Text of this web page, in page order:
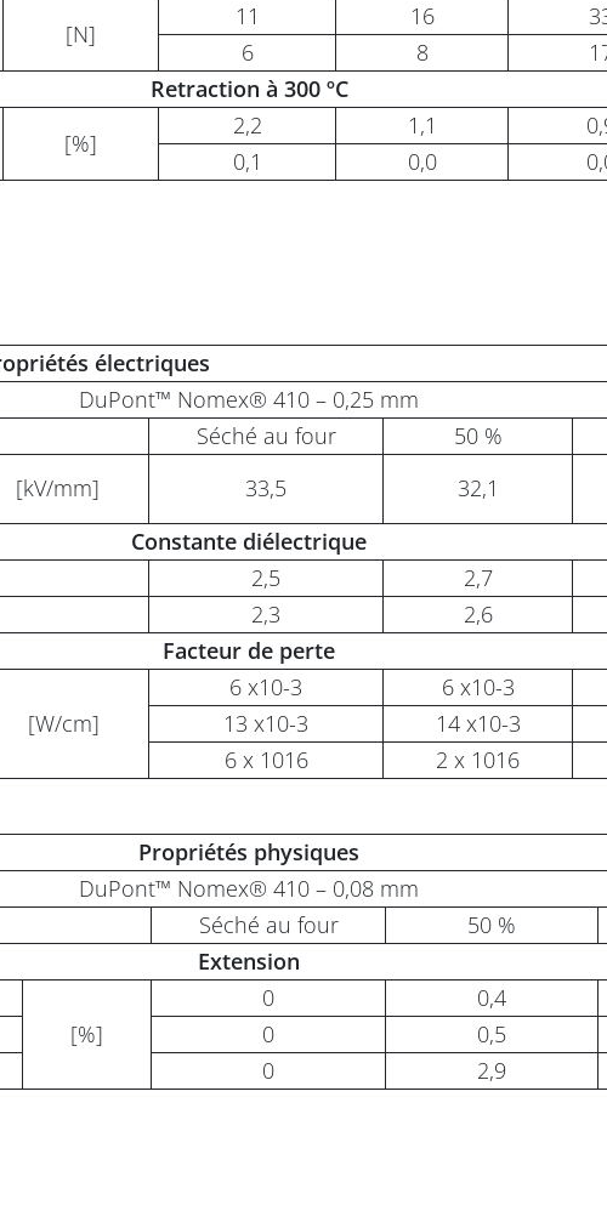
[N]
11 16
6 8
Retraction à 300 ºC
[%]
2,2 1,1
0,1 0,0
électriques
DuPont™ Nomex® 410 – 0,25 mm
Séché au four 50 %
[kV/mm] 33,5 32,1
Constante diélectrique
2,5 2,7
2,3 2,6
Facteur de perte
[W/cm]
6 x10-3 6 x10-3
13 x10-3 14 x10-3
6 x 1016 2 x 1016
Propriétés physiques
DuPont™ Nomex® 410 – 0,08 mm
Séché au four 50 %
Extension
[%]
0 0,4
0 0,5
0 2,9